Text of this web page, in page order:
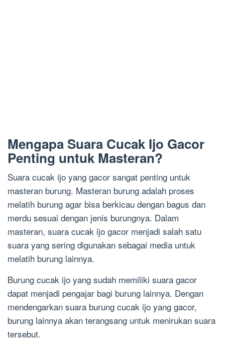
Mengapa Suara Cucak Ijo Gacor
Penting untuk Masteran?
Suara cucak ijo yang gacor sangat penting untuk
masteran burung. Masteran burung adalah proses
melatih burung agar bisa berkicau dengan bagus dan
merdu sesuai dengan jenis burungnya. Dalam
masteran, suara cucak ijo gacor menjadi salah satu
suara yang sering digunakan sebagai media untuk
melatih burung lainnya.
Burung cucak ijo yang sudah memiliki suara gacor
dapat menjadi pengajar bagi burung lainnya. Dengan
mendengarkan suara burung cucak ijo yang gacor,
burung lainnya akan terangsang untuk menirukan suara
tersebut.